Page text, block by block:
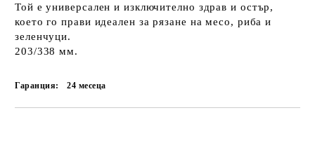
Той е универсален и изключително здрав и остър,
което го прави идеален за рязане на месо, риба и
зеленчуци.
203/338 мм.
Гаранция: 24 месеца